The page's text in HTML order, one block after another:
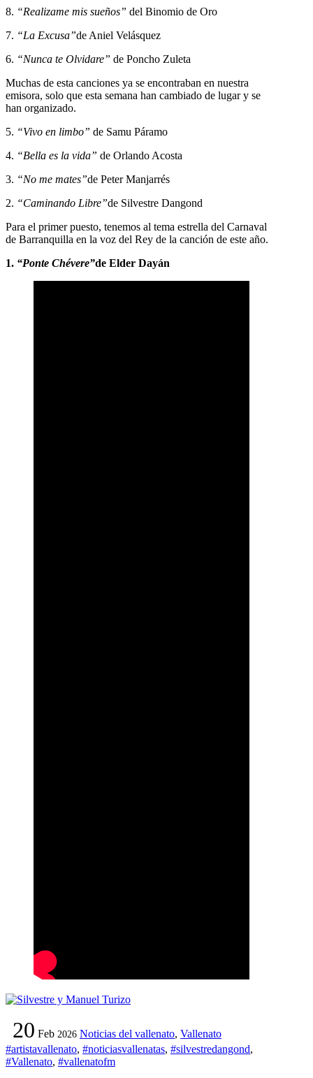
8. “Realizame mis sueños” del Binomio de Oro
7. “La Excusa”de Aniel Velásquez
6. “Nunca te Olvidare” de Poncho Zuleta
Muchas de esta canciones ya se encontraban en nuestra
emisora, solo que esta semana han cambiado de lugar y se
han organizado.
5. “Vivo en limbo” de Samu Páramo
4. “Bella es la vida” de Orlando Acosta
3. “No me mates”de Peter Manjarrés
2. “Caminando Libre”de Silvestre Dangond
Para el primer puesto, tenemos al tema estrella del Carnaval
de Barranquilla en la voz del Rey de la canción de este año.
1. “Ponte Chévere”de Elder Dayán
20 Feb 2026 Noticias del vallenato, Vallenato
#artistavallenato, #noticiasvallenatas, #silvestredangond,
#Vallenato, #vallenatofm